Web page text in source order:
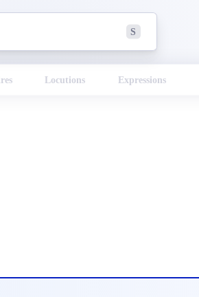
S
Locutions Expressions